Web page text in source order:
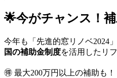
🌟今がチャンス！
今年も「先進的窓リノベ2024」
国の補助金制度を活用したリ
🉐 最大200万円以上の補助も！